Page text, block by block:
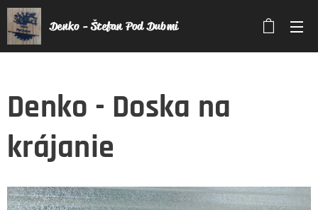
Denko - Štefan Pod Dubmi
Denko - Doska na
krájanie